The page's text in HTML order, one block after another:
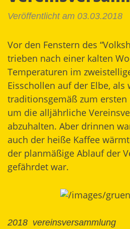
Veröffentlicht am 03.03.2018
Vor den Fenstern des
trieben nach einer kalten
Temperaturen im
Eisschollen auf der Elbe, als
traditionsgemäß zum ersten
um die alljährliche
abzuhalten. Aber drinnen
auch der heiße Kaffee
der planmäßige Ablauf der
gefährdet war.
2018 vereinsversammlung